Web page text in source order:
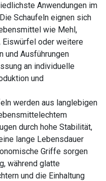
Anwendungen im
Schaufeln eignen sich
wie Mehl,
Eiswürfel oder weitere
und Ausführungen
an individuelle
und
werden aus langlebigen
durch hohe Stabilität,
lange Lebensdauer
Griffe sorgen
während glatte
und die Einhaltung